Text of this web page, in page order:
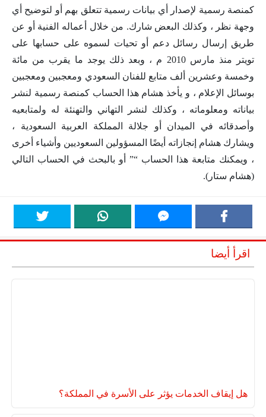
كمنصة رسمية لإصدار أي بيانات رسمية تتعلق بهم أو لتوضيح أي
وجهة نظر ، وكذلك البعض شارك. من خلال أعماله الفنية أو عن
طريق إرسال رسائل دعم أو تحيات لسموه على حسابها على
تويتر منذ مارس 2010 م ، وبعد ذلك يوجد ما يقرب من مائة
وخمسة وعشرين ألف متابع للفنان السعودي ومعجبين ومعجبين
بوسائل الإعلام ، و يأخذ هشام هذا الحساب كمنصة رسمية لنشر
بياناته ومعلوماته ، وكذلك لنشر التهاني والتهنئة له ولمتابعيه
وأصدقائه في الميدان أو جلالة المملكة العربية السعودية ،
ويشارك هشام إنجازاته أيضًا المسؤولين السعوديين وأشياء أخرى
، ويمكنك متابعة هذا الحساب “” أو بالبحث في الحساب التالي
(هشام ستار).
اقرأ أيضا
هل إيقاف الخدمات يؤثر على الأسرة في المملكة؟